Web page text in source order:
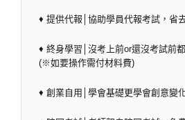
♦ 提供代報│協助學員代報考試，省
♦ 終身學習│沒考上前or還沒考試前
(※如要操作需付材料費)
♦ 創業自用│學會基礎更學會創意變